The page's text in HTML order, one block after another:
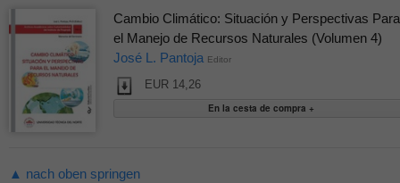
Cambio Climático: Situación y Perspectivas Para
el Manejo de Recursos Naturales (Volumen 4)
José L. Pantoja Editor
EUR 14,26
▲ nach oben springen